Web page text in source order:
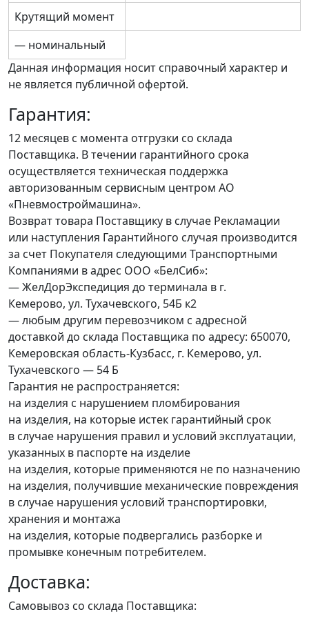
Крутящий момент
— номинальный
Данная информация носит справочный характер и
не является публичной офертой.
Гарантия:
12 месяцев с момента отгрузки со склада
Поставщика. В течении гарантийного срока
осуществляется техническая поддержка
авторизованным сервисным центром АО
«Пневмостроймашина».
Возврат товара Поставщику в случае Рекламации
или наступления Гарантийного случая производится
за счет Покупателя следующими Транспортными
Компаниями в адрес ООО «БелСиб»:
— ЖелДорЭкспедиция до терминала в г.
Кемерово, ул. Тухачевского, 54Б к2
— любым другим перевозчиком с адресной
доставкой до склада Поставщика по адресу: 650070,
Кемеровская область-Кузбасс, г. Кемерово, ул.
Тухачевского — 54 Б
Гарантия не распространяется:
на изделия с нарушением пломбирования
на изделия, на которые истек гарантийный срок
в случае нарушения правил и условий эксплуатации,
указанных в паспорте на изделие
на изделия, которые применяются не по назначению
на изделия, получившие механические повреждения
в случае нарушения условий транспортировки,
хранения и монтажа
на изделия, которые подвергались разборке и
промывке конечным потребителем.
Доставка:
Самовывоз со склада Поставщика: